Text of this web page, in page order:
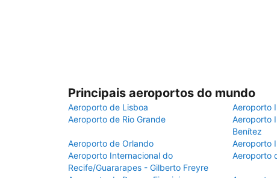
Principais aeroportos do mundo
Aeroporto de Lisboa
Aeroporto
Aeroporto de Rio Grande
Aeroporto
Benítez
Aeroporto de Orlando
Aeroporto
Aeroporto Internacional do
Recife/Guararapes - Gilberto Freyre
Aeroporto